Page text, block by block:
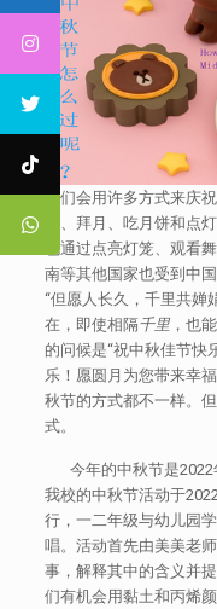
人们会用许多方式来庆
餐、拜月、吃月饼和点
也通过点亮灯笼、观看
南等其他国家也受到中
“但愿人长久，千里共婵
在，即使相隔千里，也
的问候是“祝中秋佳节快
乐！愿圆月为您带来幸
秋节的方式都不一样。
式。
今年的中秋节是2022
我校的中秋节活动于
行，一二年级与幼儿园
唱。活动首先由美美老
事，解释其中的含义并
们有机会用黏土和丙烯